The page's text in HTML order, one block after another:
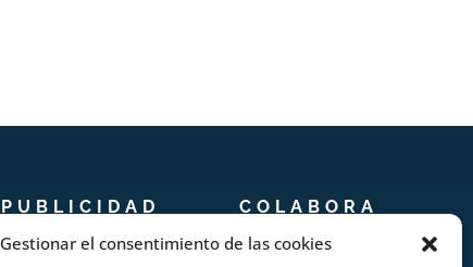
Gestionar el consentimiento de las cookies
PUBLICIDAD COLABORA